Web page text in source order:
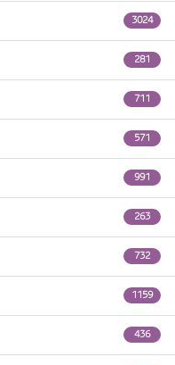
3024
281
711
571
991
263
732
1159
436